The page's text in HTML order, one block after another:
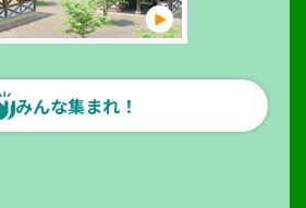
みんな集まれ！